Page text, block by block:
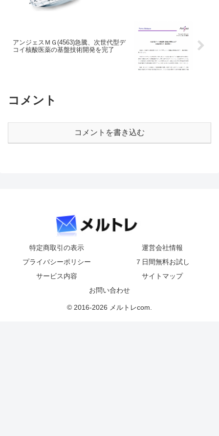
アンジェスＭＧ(4563)急騰、次世代型デ
コイ核酸医薬の基盤技術開発を完了
コメント
コメントを書き込む
特定商取引の表示
運営会社情報
プライバシーポリシー
７日間無料お試し
サービス内容
サイトマップ
お問い合わせ
© 2016-2026 メルトレcom.